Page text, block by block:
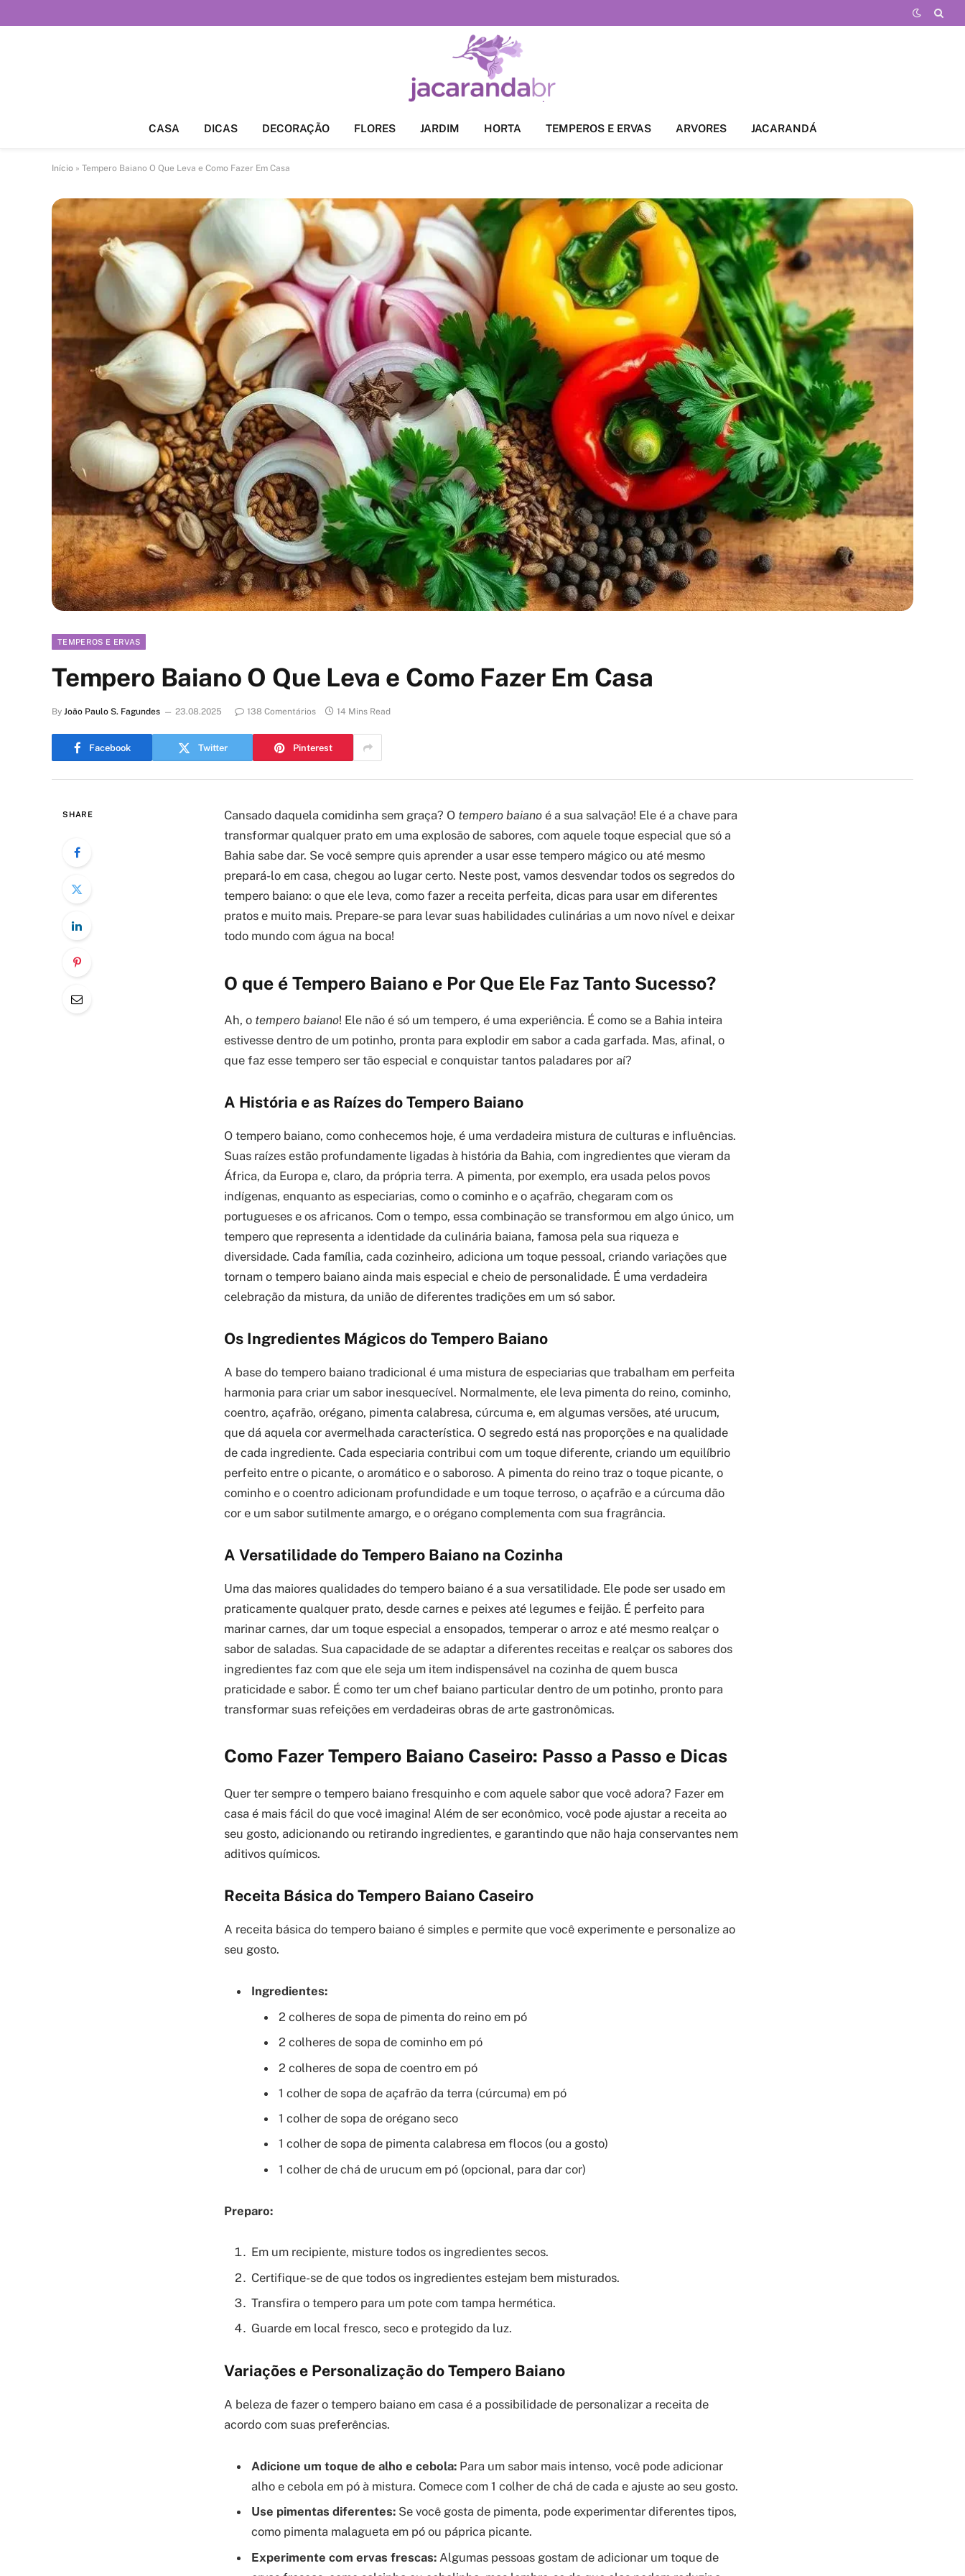
CASA DICAS DECORAÇÃO FLORES JARDIM HORTA TEMPEROS E ERVAS ARVORES JACARANDÁ
Início » Tempero Baiano O Que Leva e Como Fazer Em Casa
TEMPEROS E ERVAS
Tempero Baiano O Que Leva e Como Fazer Em Casa
By João Paulo S. Fagundes 23.08.2025 138 Comentários 14 Mins Read
Facebook Twitter Pinterest
SHARE Cansado daquela comidinha sem graça? O tempero baiano é a sua salvação! Ele é a chave para
transformar qualquer prato em uma explosão de sabores, com aquele toque especial que só a
Bahia sabe dar. Se você sempre quis aprender a usar esse tempero mágico ou até mesmo
prepará-lo em casa, chegou ao lugar certo. Neste post, vamos desvendar todos os segredos do
tempero baiano: o que ele leva, como fazer a receita perfeita, dicas para usar em diferentes
pratos e muito mais. Prepare-se para levar suas habilidades culinárias a um novo nível e deixar
todo mundo com água na boca!
O que é Tempero Baiano e Por Que Ele Faz Tanto Sucesso?
Ah, o tempero baiano! Ele não é só um tempero, é uma experiência. É como se a Bahia inteira
estivesse dentro de um potinho, pronta para explodir em sabor a cada garfada. Mas, afinal, o
que faz esse tempero ser tão especial e conquistar tantos paladares por aí?
A História e as Raízes do Tempero Baiano
O tempero baiano, como conhecemos hoje, é uma verdadeira mistura de culturas e influências.
Suas raízes estão profundamente ligadas à história da Bahia, com ingredientes que vieram da
África, da Europa e, claro, da própria terra. A pimenta, por exemplo, era usada pelos povos
indígenas, enquanto as especiarias, como o cominho e o açafrão, chegaram com os
portugueses e os africanos. Com o tempo, essa combinação se transformou em algo único, um
tempero que representa a identidade da culinária baiana, famosa pela sua riqueza e
diversidade. Cada família, cada cozinheiro, adiciona um toque pessoal, criando variações que
tornam o tempero baiano ainda mais especial e cheio de personalidade. É uma verdadeira
celebração da mistura, da união de diferentes tradições em um só sabor.
Os Ingredientes Mágicos do Tempero Baiano
A base do tempero baiano tradicional é uma mistura de especiarias que trabalham em perfeita
harmonia para criar um sabor inesquecível. Normalmente, ele leva pimenta do reino, cominho,
coentro, açafrão, orégano, pimenta calabresa, cúrcuma e, em algumas versões, até urucum,
que dá aquela cor avermelhada característica. O segredo está nas proporções e na qualidade
de cada ingrediente. Cada especiaria contribui com um toque diferente, criando um equilíbrio
perfeito entre o picante, o aromático e o saboroso. A pimenta do reino traz o toque picante, o
cominho e o coentro adicionam profundidade e um toque terroso, o açafrão e a cúrcuma dão
cor e um sabor sutilmente amargo, e o orégano complementa com sua fragrância.
A Versatilidade do Tempero Baiano na Cozinha
Uma das maiores qualidades do tempero baiano é a sua versatilidade. Ele pode ser usado em
praticamente qualquer prato, desde carnes e peixes até legumes e feijão. É perfeito para
marinar carnes, dar um toque especial a ensopados, temperar o arroz e até mesmo realçar o
sabor de saladas. Sua capacidade de se adaptar a diferentes receitas e realçar os sabores dos
ingredientes faz com que ele seja um item indispensável na cozinha de quem busca
praticidade e sabor. É como ter um chef baiano particular dentro de um potinho, pronto para
transformar suas refeições em verdadeiras obras de arte gastronômicas.
Como Fazer Tempero Baiano Caseiro: Passo a Passo e Dicas
Quer ter sempre o tempero baiano fresquinho e com aquele sabor que você adora? Fazer em
casa é mais fácil do que você imagina! Além de ser econômico, você pode ajustar a receita ao
seu gosto, adicionando ou retirando ingredientes, e garantindo que não haja conservantes nem
aditivos químicos.
Receita Básica do Tempero Baiano Caseiro
A receita básica do tempero baiano é simples e permite que você experimente e personalize ao
seu gosto.
Ingredientes:
2 colheres de sopa de pimenta do reino em pó
2 colheres de sopa de cominho em pó
2 colheres de sopa de coentro em pó
1 colher de sopa de açafrão da terra (cúrcuma) em pó
1 colher de sopa de orégano seco
1 colher de sopa de pimenta calabresa em flocos (ou a gosto)
1 colher de chá de urucum em pó (opcional, para dar cor)
Preparo:
Em um recipiente, misture todos os ingredientes secos.
Certifique-se de que todos os ingredientes estejam bem misturados.
Transfira o tempero para um pote com tampa hermética.
Guarde em local fresco, seco e protegido da luz.
Variações e Personalização do Tempero Baiano
A beleza de fazer o tempero baiano em casa é a possibilidade de personalizar a receita de
acordo com suas preferências.
Adicione um toque de alho e cebola: Para um sabor mais intenso, você pode adicionar
alho e cebola em pó à mistura. Comece com 1 colher de chá de cada e ajuste ao seu gosto.
Use pimentas diferentes: Se você gosta de pimenta, pode experimentar diferentes tipos,
como pimenta malagueta em pó ou páprica picante.
Experimente com ervas frescas: Algumas pessoas gostam de adicionar um toque de